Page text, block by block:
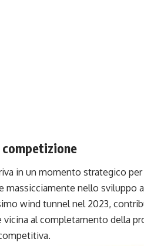
competizione
in un momento strategico
massicciamente nello sviluppo
wind tunnel nel 2023,
al completamento della